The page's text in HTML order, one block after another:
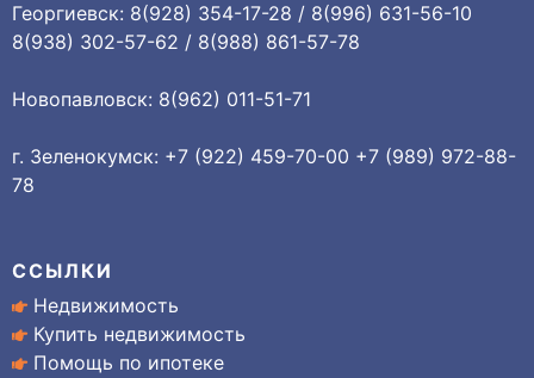
Георгиевск: 8(928) 354-17-28 / 8(996) 631-56-10
8(938) 302-57-62 / 8(988) 861-57-78
Новопавловск: 8(962) 011-51-71
г. Зеленокумск: +7 (922) 459-70-00 +7 (989) 972-88-
78
ССЫЛКИ
Недвижимость
Купить недвижимость
Помощь по ипотеке